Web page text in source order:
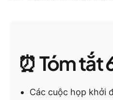
⏰ Tóm tắt
Các cuộc họp khởi